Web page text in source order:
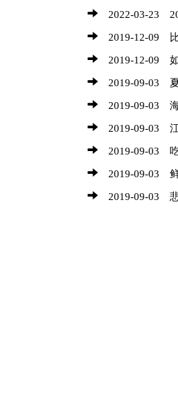
2022-03-23
2019-12-09 比
2019-12-09 如
2019-09-03 夏
2019-09-03 海
2019-09-03 江
2019-09-03 吃
2019-09-03 鲜
2019-09-03